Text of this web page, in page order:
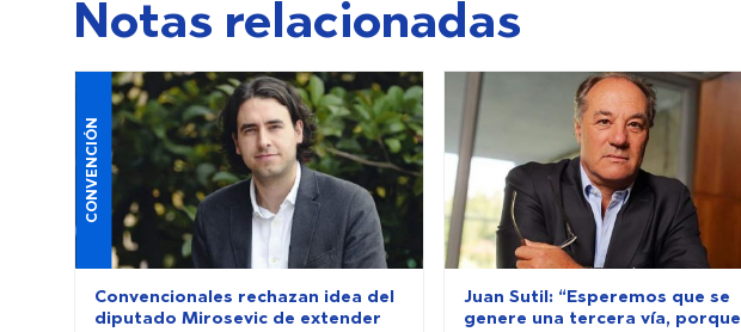
Notas relacionadas
CONVENCIÓN
Convencionales rechazan idea del
diputado Mirosevic de extender
Juan Sutil: “Esperemos que se
genere una tercera vía, porque